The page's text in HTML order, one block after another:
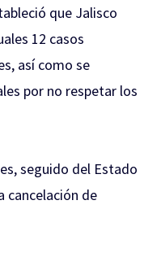
que Jalisco
12 casos
así como se
por no respetar los
seguido del Estado
cancelación de